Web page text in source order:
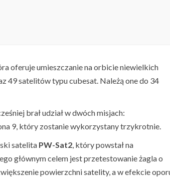
oferuje umieszczanie na orbicie niewielkich
49 satelitów typu cubesat. Należą one do 34
brał udział w dwóch misjach:
9, który zostanie wykorzystany trzykrotnie.
satelita PW-Sat2, który powstał na
głównym celem jest przetestowanie żagla o
powierzchni satelity, a w efekcie